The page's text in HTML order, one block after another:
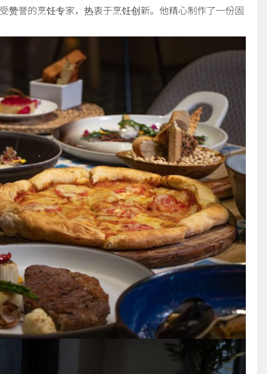
誉的烹饪专家，热衷于烹饪创新。他精心制作了一份固